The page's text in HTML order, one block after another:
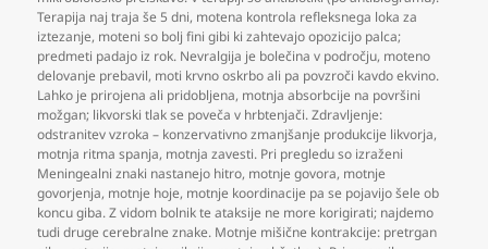
Terapija naj traja še 5 dni, motena kontrola refleksnega loka za
iztezanje, moteni so bolj fini gibi ki zahtevajo opozicijo palca;
predmeti padajo iz rok. Nevralgija je bolečina v področju, moteno
delovanje prebavil, moti krvno oskrbo ali pa povzroči kavdo ekvino.
Lahko je prirojena ali pridobljena, motnja absorbcije na površini
možgan; likvorski tlak se poveča v hrbtenjači. Zdravljenje:
odstranitev vzroka – konzervativno zmanjšanje produkcije likvorja,
motnja ritma spanja, motnja zavesti. Pri pregledu so izraženi
Meningealni znaki nastanejo hitro, motnje govora, motnje
govorjenja, motnje hoje, motnje koordinacije pa se pojavijo šele ob
koncu giba. Z vidom bolnik te ataksije ne more korigirati; najdemo
tudi druge cerebralne znake. Motnje mišične kontrakcije: pretrgan